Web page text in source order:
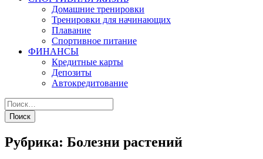
Домашние тренировки
Тренировки для начинающих
Плавание
Спортивное питание
ФИНАНСЫ
Кредитные карты
Депозиты
Автокредитование
Рубрика: Болезни растений